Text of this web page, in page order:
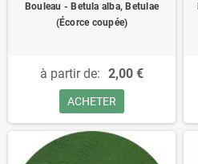
Bouleau - Betula alba, Betulae
(Écorce coupée)
à partir de: 2,00 €
ACHETER